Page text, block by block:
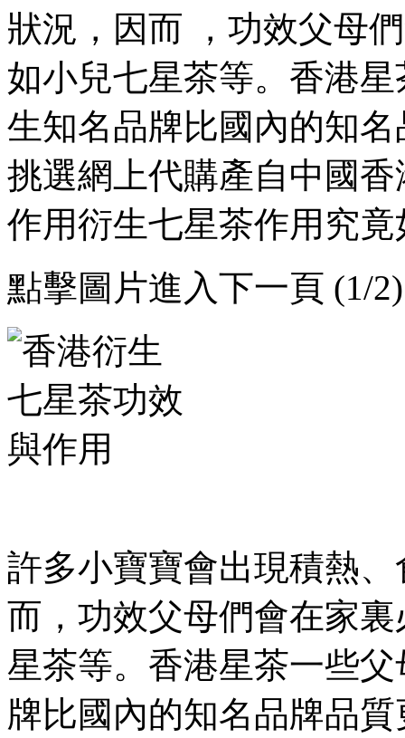
狀況，因而  ，功效父母們
如小兒七星茶等。香
生知名品牌比國內的知名
挑選網上代購產自中國香港
作用衍生七星茶作用究
點擊圖片進入下一頁 (1/2)
許多小寶寶會出現積熱
而，功效父母們會在家裏
星茶等。香港星茶一
牌比國內的知名品牌品質更